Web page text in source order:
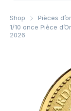
Shop
Pièces d’or
1/10 once Pièce
2026